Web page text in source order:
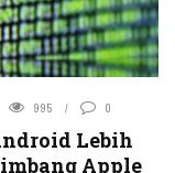
995 0
Lebih
Apple